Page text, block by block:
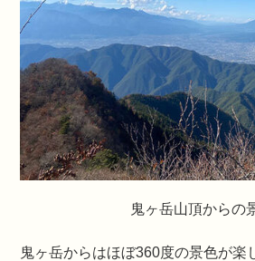
鬼ヶ岳山頂からの
鬼ヶ岳からはほぼ360度の景色が楽